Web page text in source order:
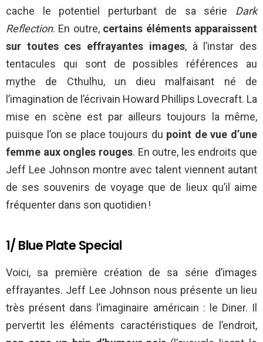
cache le potentiel perturbant de sa série Dark
Reflection. En outre, certains éléments apparaissent
sur toutes ces effrayantes images, à l’instar des
tentacules qui sont de possibles références au
mythe de Cthulhu, un dieu malfaisant né de
l’imagination de l’écrivain Howard Phillips Lovecraft. La
mise en scène est par ailleurs toujours la même,
puisque l’on se place toujours du point de vue d’une
femme aux ongles rouges. En outre, les endroits que
Jeff Lee Johnson montre avec talent viennent autant
de ses souvenirs de voyage que de lieux qu’il aime
fréquenter dans son quotidien !
1/ Blue Plate Special
Voici, sa première création de sa série d’images
effrayantes. Jeff Lee Johnson nous présente un lieu
très présent dans l’imaginaire américain : le Diner. Il
pervertit les éléments caractéristiques de l’endroit,